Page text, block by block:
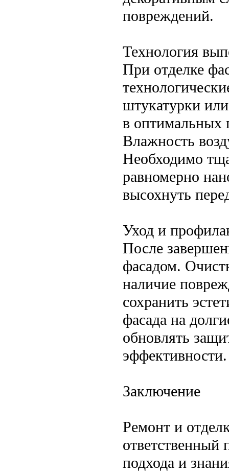
повреждений.
Технология
При отделке
штукатурки
в оптимальных
Влажность
Необходимо
равномерно
высохнуть
Уход и
После
фасадом.
наличие
сохранить
фасада на
обновлять
эффективности.
Заключение
Ремонт и
ответственный
подхода и